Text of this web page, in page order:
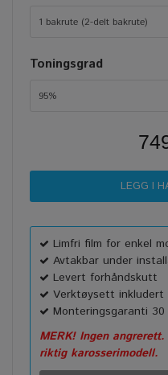
1 bakrute (2-delt bakrute)
Toningsgrad
95%
Limfri film for enkel
Avtakbar under
Levert forhåndskutt
Verktøysett inkludert
Monteringsgaranti
MERK! Ingen
riktig karosserimodell.